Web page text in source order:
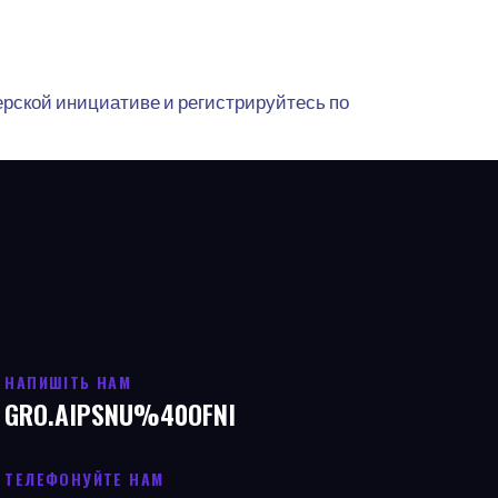
инициативе и регистрируйтесь по
НАПИШІТЬ НАМ
GRO.AIPSNU%40OFNI
ТЕЛЕФОНУЙТЕ НАМ